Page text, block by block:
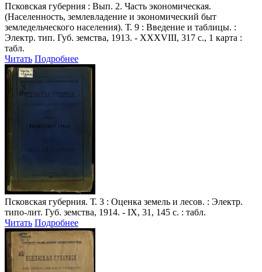
Псковская губерния : Вып. 2. Часть экономическая.
(Населенность, землевладение и экономический быт
земледельческого населения). Т. 9 : Введение и таблицы. :
Электр. тип. Губ. земства, 1913. - XXXVIII, 317 с., 1 карта :
табл.
Читать Подробнее
Псковская губерния. Т. 3 : Оценка земель и лесов. : Электр.
типо-лит. Губ. земства, 1914. - IX, 31, 145 с. : табл.
Читать Подробнее